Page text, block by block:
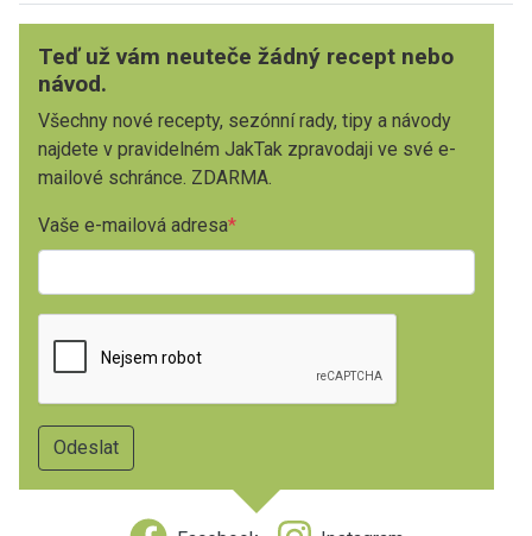
Teď už vám neuteče žádný recept nebo
návod.
Všechny nové recepty, sezónní rady, tipy a návody
najdete v pravidelném JakTak zpravodaji ve své e-
mailové schránce. ZDARMA.
Vaše e-mailová adresa